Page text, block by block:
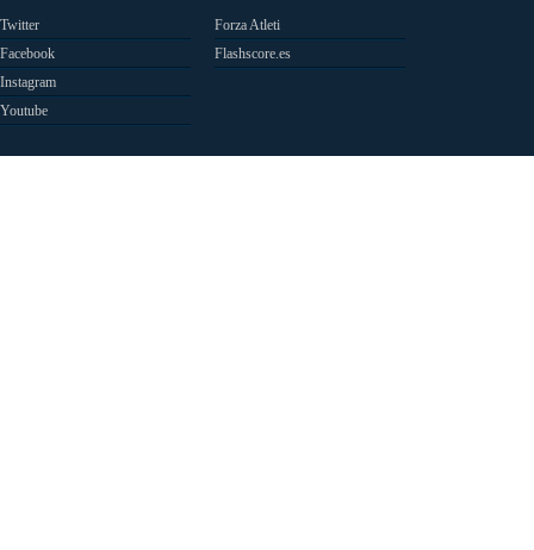
Twitter
Facebook
Instagram
Youtube
Forza Atleti
Flashscore.es